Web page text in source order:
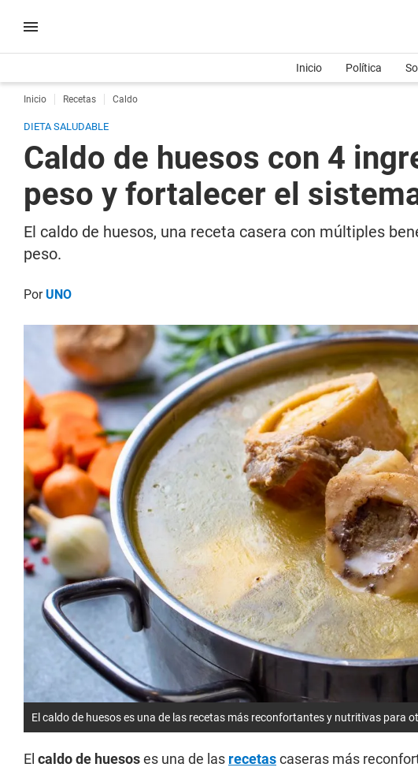
Inicio Política
Inicio Recetas Caldo
DIETA SALUDABLE
Caldo de huesos con 4
peso y fortalecer el
El caldo de huesos, una receta casera con múltiples
peso.
PorUNO
El caldo de huesos es una de las recetas más reconfortantes y nutritivas para
El caldo de huesoses una de las recetascaseras más